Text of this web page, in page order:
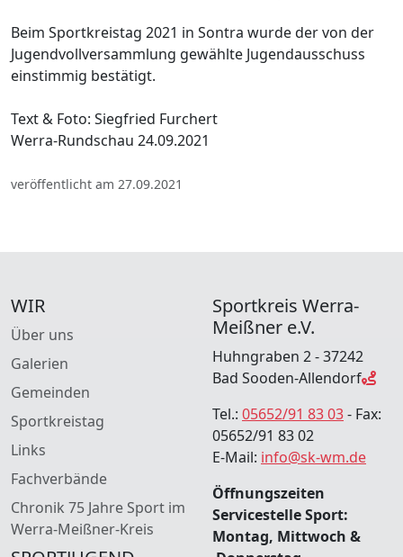
Beim Sportkreistag 2021 in Sontra wurde der von der
Jugendvollversammlung gewählte Jugendausschuss
einstimmig bestätigt.
Text & Foto: Siegfried Furchert
Werra-Rundschau 24.09.2021
veröffentlicht am 27.09.2021
WIR
Über uns
Galerien
Gemeinden
Sportkreistag
Links
Fachverbände
Chronik 75 Jahre Sport im
Werra-Meißner-Kreis
Sportkreis Werra-
Meißner e.V.
Huhngraben 2 - 37242
Bad Sooden-Allendorf
Tel.: 05652/91 83 03- Fax:
05652/91 83 02
E-Mail: info@sk-wm.de
Öffnungszeiten
Servicestelle Sport:
Montag, Mittwoch &